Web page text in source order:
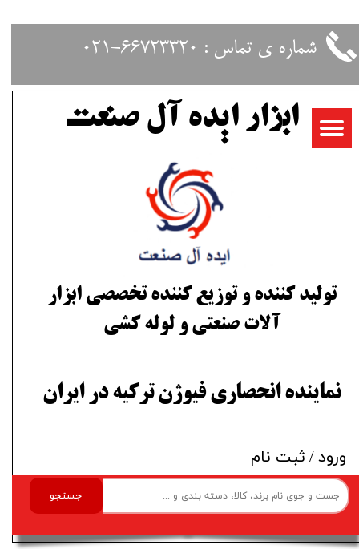
شماره ی تماس : 66723320-021
جستجو
ابزار ایده آل صنعت
تولید کننده و توزیع کننده تخصصی ابزار
آلات صنعتی و لوله کشی
​نماینده انحصاری فیوژن ترکیه در ایران
ورود/ ثبت نام
حساب کاربری من
تغییر گذر واژه
سفارشات
خروج از حساب کاربری